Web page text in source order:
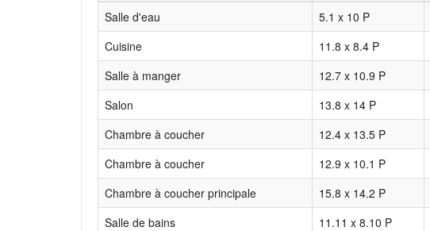
Salle d'eau
5.1 x 10 P
Cuisine
11.8 x 8.4 P
Salle à manger
12.7 x 10.9 P
Salon
13.8 x 14 P
Chambre à coucher
12.4 x 13.5 P
Chambre à coucher
12.9 x 10.1 P
Chambre à coucher principale
15.8 x 14.2 P
Salle de bains
11.11 x 8.10 P